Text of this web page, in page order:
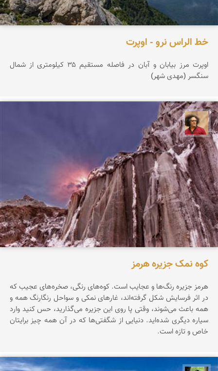
خط الراس نرو - اوپرت
اوپرت مرز بیابان و آبان در فاصله مستقیم ۳۵ کیلومتری از شمال
سنگسر (مهدی شهر)
مصطفی ربیعی بهشتی
کوه نمک جزیره هرمز
هرمز جزیره‌ رنگ‌ها‌ و عجایب است. کوه‌های رنگی، صخره‌های عجیب که
در اثر فرسایش شکل گرفته‌اند، غارهای نمکی و سواحل رنگارنگ همه و
همه باعث می‌شوند، وقتی پا روی این جزیره می‌گذارید، حس کنید وارد
سیاره‌ دیگری شده‌اید. دنیایی از شگفتی‌ها که در آن همه چیز برایتان
خاص و تازه است.